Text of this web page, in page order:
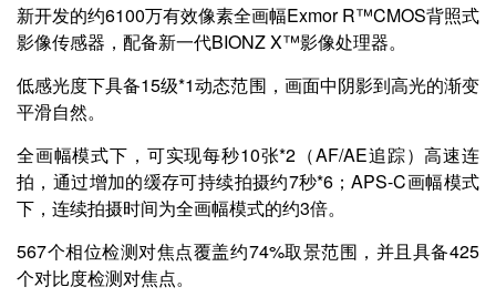
新开发的约6100万有效像素全画幅Exmor R™CMOS背照式
影像传感器，配备新一代BIONZ X™影像处理器。
低感光度下具备15级*1动态范围，画面中阴影到高光的渐变
平滑自然。
全画幅模式下，可实现每秒10张*2（AF/AE追踪）高速连
拍，通过增加的缓存可持续拍摄约7秒*6；APS-C画幅模式
下，连续拍摄时间为全画幅模式的约3倍。
567个相位检测对焦点覆盖约74%取景范围，并且具备425
个对比度检测对焦点。